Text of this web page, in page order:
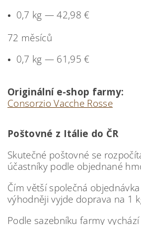
0,7 kg — 42,98 €
72 měsíců
0,7 kg — 61,95 €
Originální e-shop farmy:
Consorzio Vacche Rosse
Poštovné z Itálie do ČR
Skutečné poštovné se
účastníky podle objednané
Čím větší společná
výhodněji vyjde doprava na 1
Podle sazebníku farmy